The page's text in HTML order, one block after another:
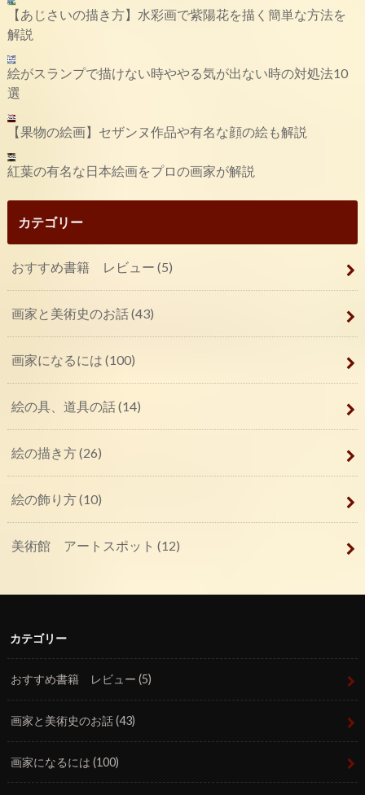
【あじさいの描き方】水彩画で紫陽花を描く簡単な方法を
解説
絵がスランプで描けない時ややる気が出ない時の対処法10
選
【果物の絵画】セザンヌ作品や有名な顔の絵も解説
紅葉の有名な日本絵画をプロの画家が解説
カテゴリー
おすすめ書籍 レビュー (5)
画家と美術史のお話(43)
画家になるには (100)
絵の具、道具の話(14)
絵の描き方(26)
絵の飾り方(10)
美術館 アートスポット (12)
カテゴリー
おすすめ書籍 レビュー(5)
画家と美術史のお話(43)
画家になるには(100)